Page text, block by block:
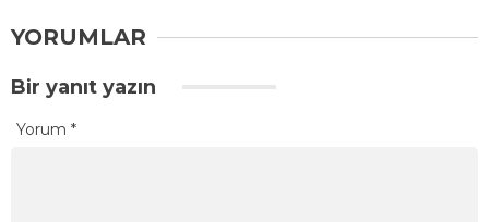
YORUMLAR
Bir yanıt yazın
Yorum *